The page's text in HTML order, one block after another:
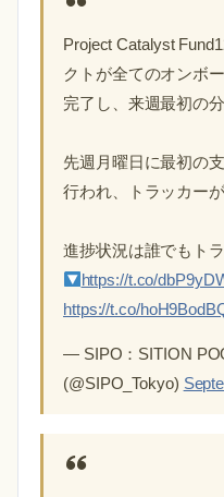
Project Catalyst
クトが全てのオンボ
完了し、来週最初の
先週月曜日に最初の
行われ、トラッカー
進捗状況は誰でもト
https://t.co/
https://t.co/
— SIPO：SITION
(@SIPO_Tokyo)